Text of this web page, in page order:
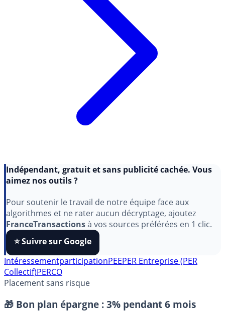
aimez nos outils ?
Pour soutenir le travail de notre équipe face aux
algorithmes et ne rater aucun décryptage, ajoutez
FranceTransactionsà vos sources préférées en 1 clic.
⭐️ Suivre sur Google
Intéressementparticipation
Placement sans risque